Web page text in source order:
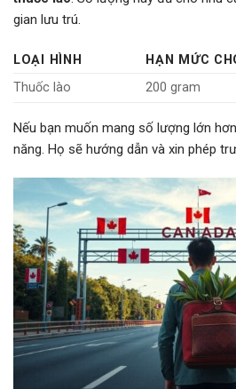
gian lưu trú.
LOẠI HÌNH
HẠN MỨC
Thuốc lào
200 gram
Nếu bạn muốn mang số lượng lớn
năng. Họ sẽ hướng dẫn và xin phép